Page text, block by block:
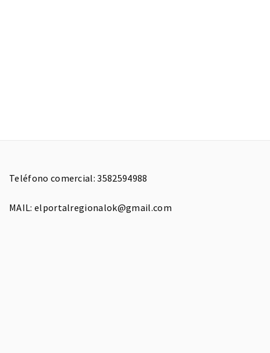
Teléfono comercial: 3582594988
MAIL: elportalregionalok@gmail.com